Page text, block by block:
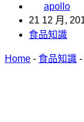
apollo
21 12 月,
食品知識
Home - 食品知識 -